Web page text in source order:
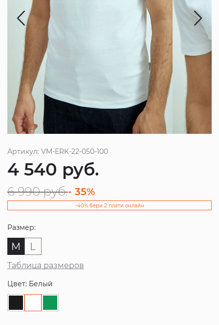
Артикул: VM-ERK-22-050-100
4 540 руб.
6 990 руб.- 35%
-40% бери 2 плати онлайн
Размер:
M L
Таблица размеров
Цвет: Белый